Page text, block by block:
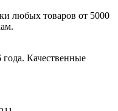
любых товаров от 5000
Качественные